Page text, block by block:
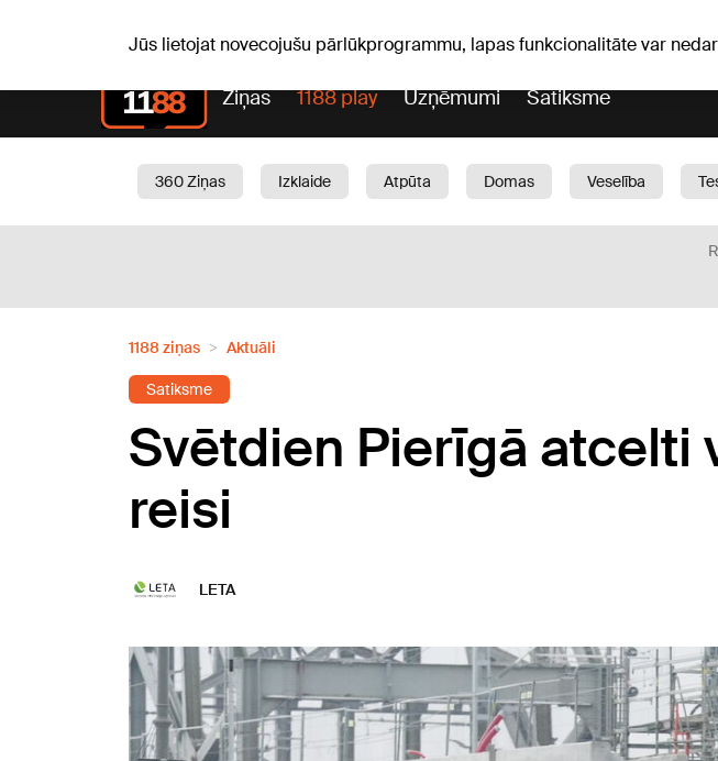
Jūs lietojat novecojušu pārlūkprogrammu, lapas funkcionalitāte var
Ziņas 1188 play Uzņēmumi Satiksme
360 Ziņas Izklaide Atpūta Domas Veselība
1188 ziņas Aktuāli
Satiksme
Svētdien Pierīgā atcelti
reisi
LETA